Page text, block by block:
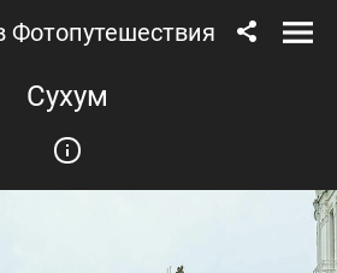
Фотопутешествия
Сухум